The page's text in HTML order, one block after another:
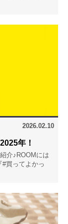
2026.02.10
年！
介♪ROOMには
買ってよかっ